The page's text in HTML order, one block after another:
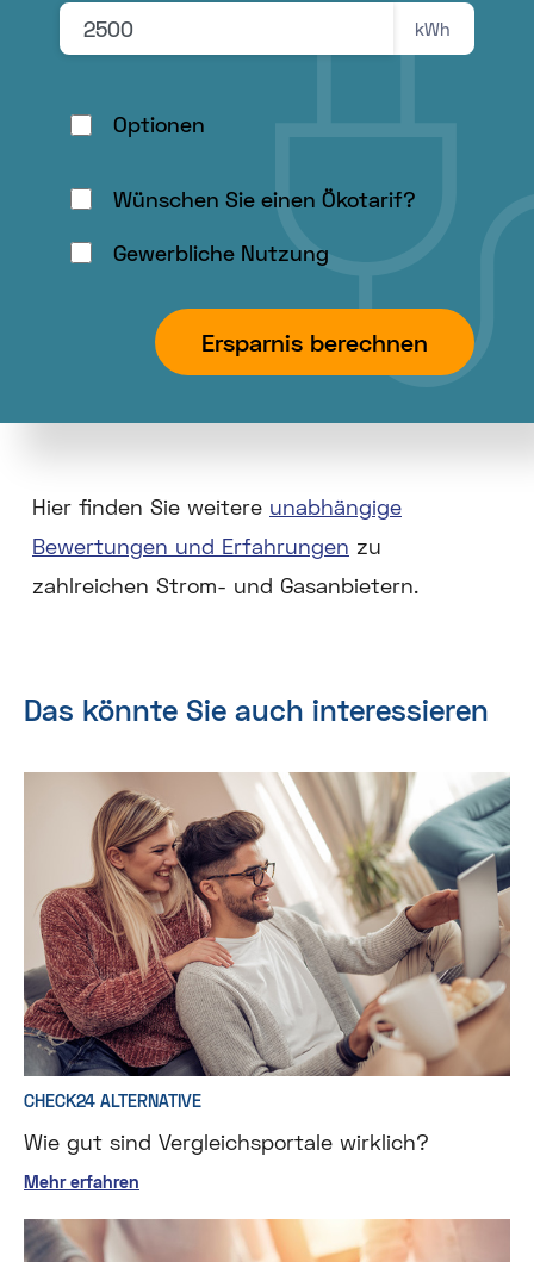
Postleitzahl
ein,
hier
auszuwählen.
kWh
Optionen
Wünschen Sie einen Ökotarif?
Gewerbliche Nutzung
Ersparnis berechnen
Hier finden Sie weitere unabhängige
Bewertungen und Erfahrungen zu
zahlreichen Strom- und Gasanbietern.
Das könnte Sie auch interessieren
CHECK24 ALTERNATIVE
Wie gut sind Vergleichsportale wirklich?
Mehr erfahren